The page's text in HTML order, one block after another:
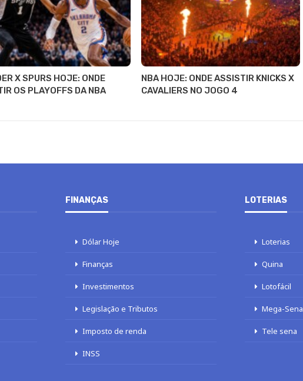
X SPURS HOJE: ONDE
OS PLAYOFFS DA NBA
NBA HOJE: ONDE ASSISTIR KNICKS X
CAVALIERS NO JOGO 4
FINANÇAS
Dólar Hoje
Finanças
Investimentos
Legislação e Tributos
Imposto de renda
INSS
LOTERIAS
Loterias
Quina
Lotofácil
Mega-Sena
Tele sena